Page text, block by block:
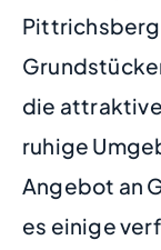
die
ruhige
Angebot an
es einige